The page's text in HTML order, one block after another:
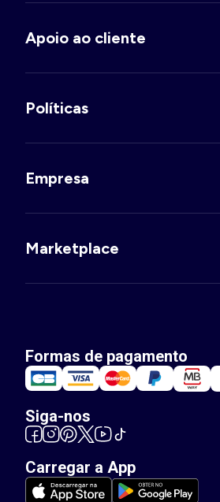
Apoio ao cliente
Políticas
Empresa
Marketplace
Formas de pagamento
Siga-nos
Carregar a App